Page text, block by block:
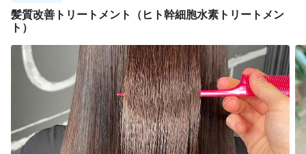
髪質改善トリートメント（ヒト幹細胞水素トリートメン
ト）